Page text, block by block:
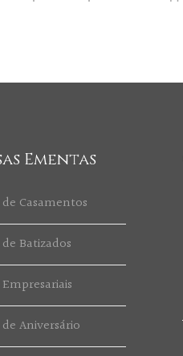
Ementas
Casamentos
Batizados
Aniversário